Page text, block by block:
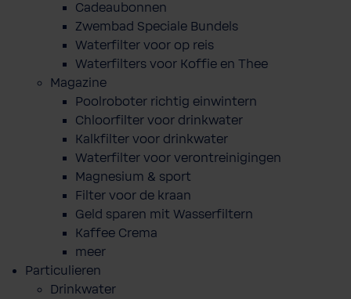
Cadeaubonnen
Zwembad Speciale Bundels
Waterfilter voor op reis
Waterfilters voor Koffie en Thee
Magazine
Poolroboter richtig einwintern
Chloorfilter voor drinkwater
Kalkfilter voor drinkwater
Waterfilter voor verontreinigingen
Magnesium & sport
Filter voor de kraan
Geld sparen mit Wasserfiltern
Kaffee Crema
meer
Particulieren
Drinkwater